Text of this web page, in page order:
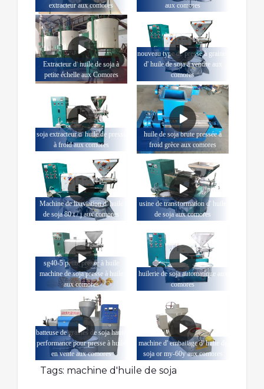
extracteur aux comores
aux comores
Extracteur d' huile de soja à
petite échelle aux Comores
nouveau type de presse à graines
d' huile de soja à vendre aux
comores
soja extracteur d' huile de presse
à froid aux comores
huile de soja brute pressée à
froid grèce aux comores
Machine de lixiviation d' huile
de soja 80 t / j aux comores
usine de transformation d' huile
de soja aux comores
sg40-5 petite presse à huile
machine de soja presse à huile
aux comores
huilerie de soja automatique aux
comores
batteuse de graines de soja haute
performance pour presse à huile
en vente aux comores
machine d' emballage d' huile de
soja or my-60y aux comores
Tags: machine d'huile de soja